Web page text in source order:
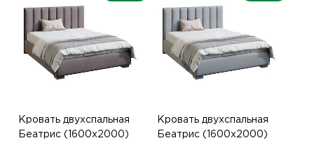
Кровать двухспальная
Беатрис (1600х2000)
Кровать двухспальная
Беатрис (1600х2000)